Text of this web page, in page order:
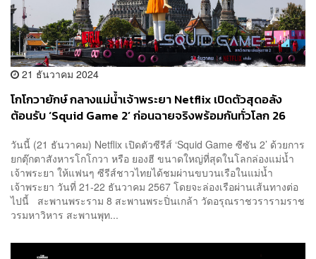
21 ธันวาคม 2024
โกโกวายักษ์ กลางแม่น้ำเจ้าพระยา Netflix เปิดตัวสุดอลัง
ต้อนรับ ‘Squid Game 2’ ก่อนฉายจริงพร้อมกันทั่วโลก 26
วันนี้ (21 ธันวาคม)​ Netflix เปิดตัวซีรีส์ ‘Squid Game ซีซัน 2’ ด้วยการ
ยกตุ๊กตาสังหารโกโกวา หรือ ยองฮี ขนาดใหญ่ที่สุดในโลกล่องแม่น้ำ
เจ้าพระยา ให้แฟนๆ ซีรีส์ชาวไทยได้ชมผ่านขบวนเรือในแม่น้ำ
เจ้าพระยา วันที่ 21-22 ธันวาคม 2567 โดยจะล่องเรือผ่านเส้นทางต่อ
ไปนี้ สะพานพระราม 8 สะพานพระปิ่นเกล้า วัดอรุณราชวรารามราช
วรมหาวิหาร สะพานพุท...